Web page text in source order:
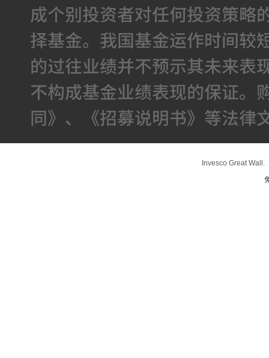
成个别投资者对任何投资策略
择基金。我国基金运作时间较
的过往业绩并不预示其未来表
不构成基金业绩表现的保证。
同》、《招募说明书》等法律
Invesco Great Wall.